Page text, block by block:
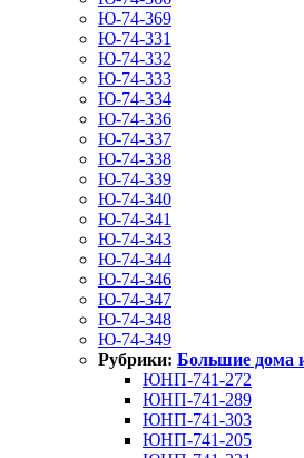
Ю-74-369
Ю-74-331
Ю-74-332
Ю-74-333
Ю-74-334
Ю-74-336
Ю-74-337
Ю-74-338
Ю-74-339
Ю-74-340
Ю-74-341
Ю-74-343
Ю-74-344
Ю-74-346
Ю-74-347
Ю-74-348
Ю-74-349
Рубрики: Большие дома
ЮНП-741-272
ЮНП-741-289
ЮНП-741-303
ЮНП-741-205